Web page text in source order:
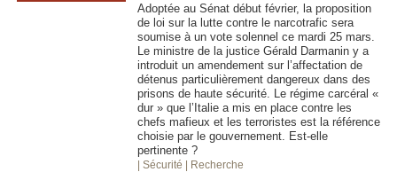
Adoptée au Sénat début février, la proposition
de loi sur la lutte contre le narcotrafic sera
soumise à un vote solennel ce mardi 25 mars.
Le ministre de la justice Gérald Darmanin y a
introduit un amendement sur l’affectation de
détenus particulièrement dangereux dans des
prisons de haute sécurité. Le régime carcéral «
dur » que l’Italie a mis en place contre les
chefs mafieux et les terroristes est la référence
choisie par le gouvernement. Est-elle
pertinente ?
| Sécurité | Recherche